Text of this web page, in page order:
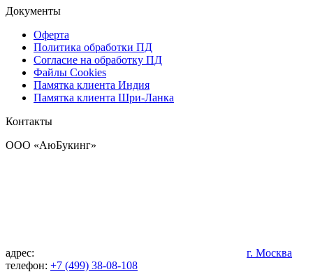
Документы
Оферта
Политика обработки ПД
Согласие на обработку ПД
Файлы Cookies
Памятка клиента Индия
Памятка клиента Шри-Ланка
Контакты
OOO «АюБукинг»
адрес:
г. Москва
телефон: +7 (499) 38-08-108